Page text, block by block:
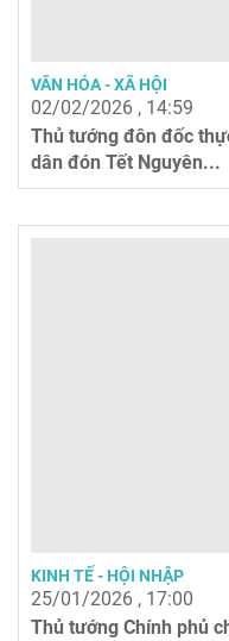
VĂN HÓA - XÃ HỘI
02/02/2026 , 14:59
Thủ tướng đôn đốc
dân đón Tết Nguyên...
KINH TẾ - HỘI NHẬP
25/01/2026 , 17:00
Thủ tướng Chính phủ